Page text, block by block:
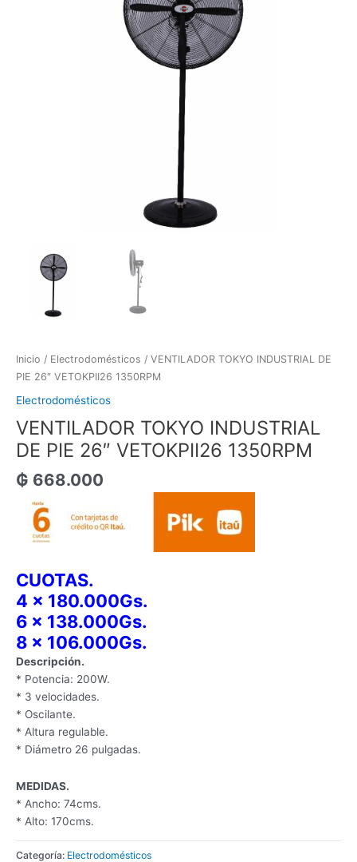
Inicio / Electrodomésticos / VENTILADOR TOKYO INDUSTRIAL DE
PIE 26″ VETOKPII26 1350RPM
Electrodomésticos
VENTILADOR TOKYO INDUSTRIAL
DE PIE 26″ VETOKPII26 1350RPM
₲ 668.000
CUOTAS.
4 x 180.000Gs.
6 x 138.000Gs.
8 x 106.000Gs.
Descripción.
* Potencia: 200W.
* 3 velocidades.
* Oscilante.
* Altura regulable.
* Diámetro 26 pulgadas.
MEDIDAS.
* Ancho: 74cms.
* Alto: 170cms.
Categoría: Electrodomésticos